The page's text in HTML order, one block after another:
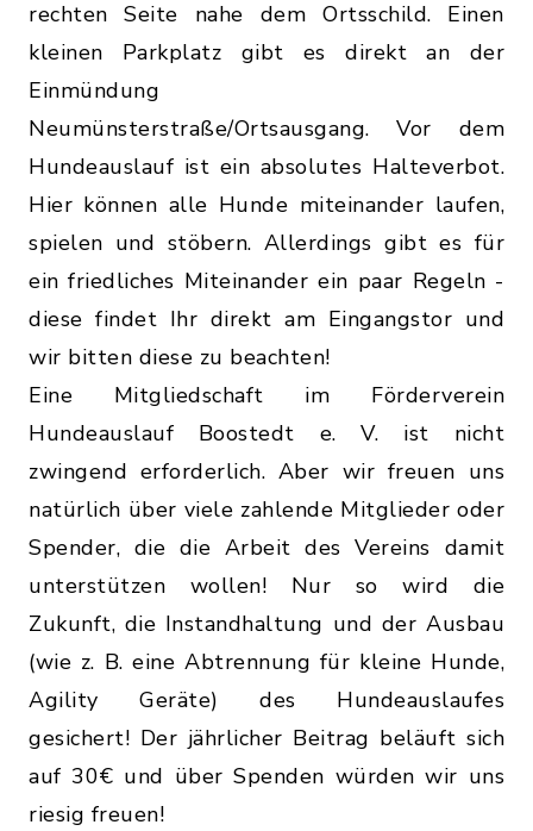
rechten Seite nahe dem Ortsschild. Einen
kleinen Parkplatz gibt es direkt an der
Einmündung
Neumünsterstraße/Ortsausgang. Vor dem
Hundeauslauf ist ein absolutes Halteverbot.
Hier können alle Hunde miteinander laufen,
spielen und stöbern. Allerdings gibt es für
ein friedliches Miteinander ein paar Regeln -
diese findet Ihr direkt am Eingangstor und
wir bitten diese zu beachten!
Eine Mitgliedschaft im Förderverein
Hundeauslauf Boostedt e. V. ist nicht
zwingend erforderlich. Aber wir freuen uns
natürlich über viele zahlende Mitglieder oder
Spender, die die Arbeit des Vereins damit
unterstützen wollen! Nur so wird die
Zukunft, die Instandhaltung und der Ausbau
(wie z. B. eine Abtrennung für kleine Hunde,
Agility Geräte) des Hundeauslaufes
gesichert! Der jährlicher Beitrag beläuft sich
auf 30€ und über Spenden würden wir uns
riesig freuen!